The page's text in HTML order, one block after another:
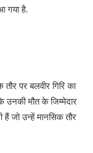
गया है.
पर बलवीर गिरि का
उनकी मौत के जिम्मेदार
हैं जो उन्हें मानसिक तौर